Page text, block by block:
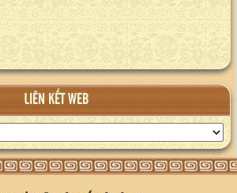
LIÊN KẾT WEB